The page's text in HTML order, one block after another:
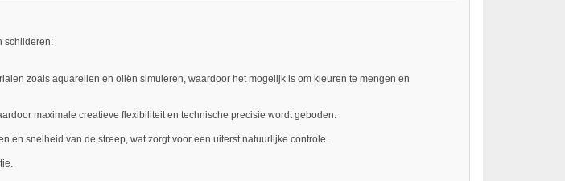
schilderen:
zoals aquarellen en oliën simuleren, waardoor het mogelijk is om kleuren te mengen en
maximale creatieve flexibiliteit en technische precisie wordt geboden.
en snelheid van de streep, wat zorgt voor een uiterst natuurlijke controle.